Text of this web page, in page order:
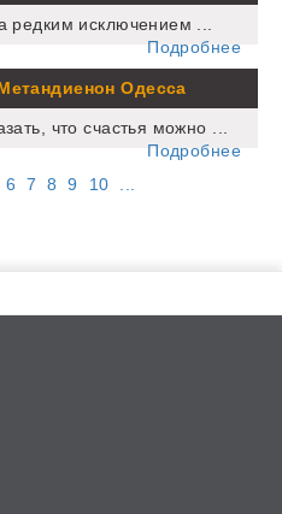
редким исключением ...
Подробнее
Одесса
что счастья можно ...
Подробнее
6 7 8 9 10 ...